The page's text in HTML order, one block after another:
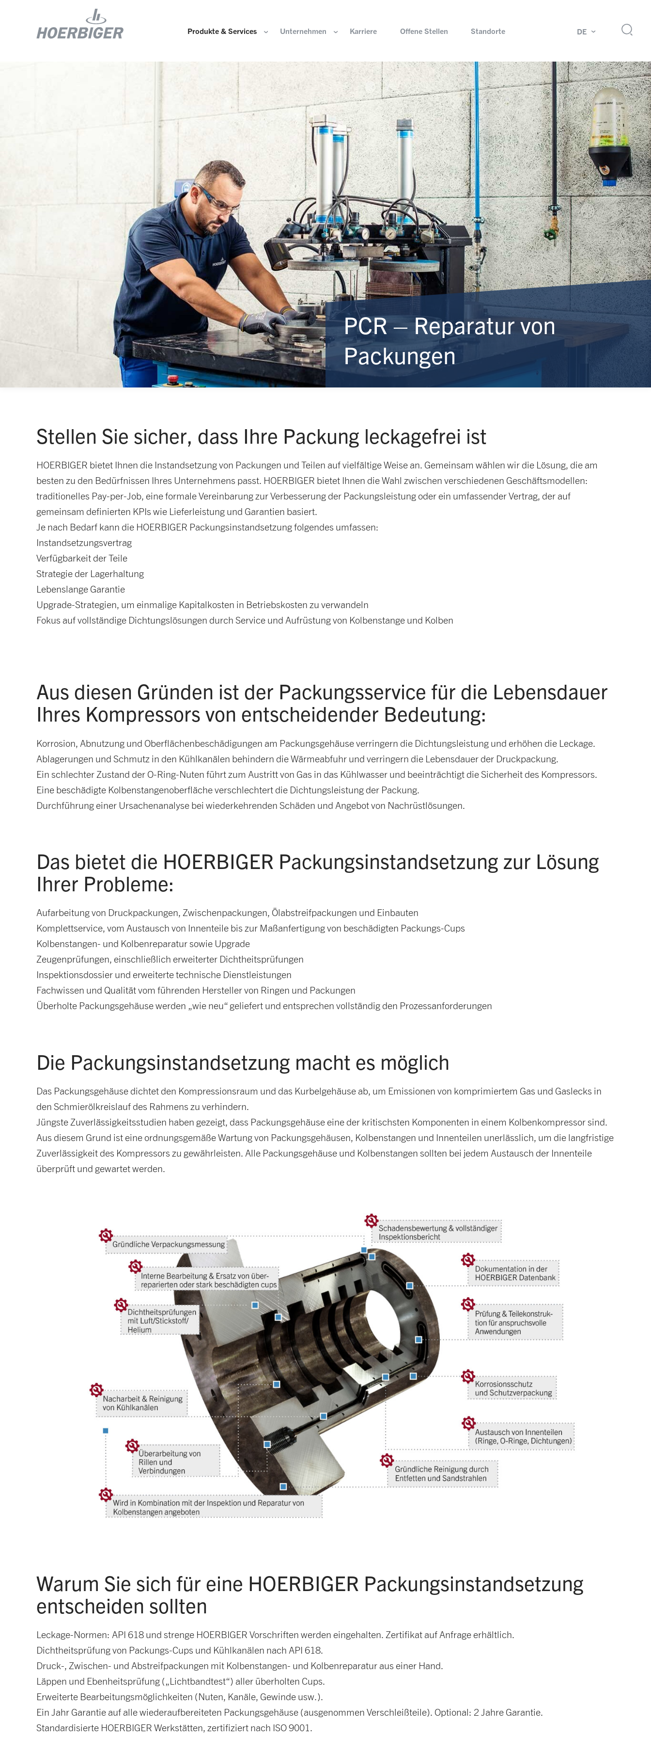
Produkte & Services
Komponenten für die Wasserstoffwirtschaft
Komponenten für konventionellen Antriebsstrang
Komponenten für elektrischen Antriebsstrang
Aktuatorik für Türen, Klappen und Chassis
Lösungen für hochpräzise Bewegung und
Positionierung
Drehdurchführungen und Schleifringe
Prüfsysteme für Automobilindustrie
Produkte und Services für Explosionsschutz
Industrien – unsere Kernmärkte
Unternehmen
Wer wir sind
Organisation & Gremien
Kultur und Werte
Nachhaltigkeit
Unsere Herkunft
HOERBIGER Stiftung
HOERBIGER Jahrbuch
HANNS. A Pioneers Magazine
Karriere Offene Stellen Standorte DE
PCR – Reparatur von
Packungen
Stellen Sie sicher, dass Ihre Packung leckagefrei ist
HOERBIGER bietet Ihnen die Instandsetzung von Packungen und Teilen auf vielfältige Weise an. Gemeinsam wählen wir die Lösung, die am
besten zu den Bedürfnissen Ihres Unternehmens passt. HOERBIGER bietet Ihnen die Wahl zwischen verschiedenen Geschäftsmodellen:
traditionelles Pay-per-Job, eine formale Vereinbarung zur Verbesserung der Packungsleistung oder ein umfassender Vertrag, der auf
gemeinsam definierten KPIs wie Lieferleistung und Garantien basiert.
Je nach Bedarf kann die HOERBIGER Packungsinstandsetzung folgendes umfassen:
Instandsetzungsvertrag
Verfügbarkeit der Teile
Strategie der Lagerhaltung
Lebenslange Garantie
Upgrade-Strategien, um einmalige Kapitalkosten in Betriebskosten zu verwandeln
Fokus auf vollständige Dichtungslösungen durch Service und Aufrüstung von Kolbenstange und Kolben
Aus diesen Gründen ist der Packungsservice für die Lebensdauer
Ihres Kompressors von entscheidender Bedeutung:
Korrosion, Abnutzung und Oberflächenbeschädigungen am Packungsgehäuse verringern die Dichtungsleistung und erhöhen die Leckage.
Ablagerungen und Schmutz in den Kühlkanälen behindern die Wärmeabfuhr und verringern die Lebensdauer der Druckpackung.
Ein schlechter Zustand der O-Ring-Nuten führt zum Austritt von Gas in das Kühlwasser und beeinträchtigt die Sicherheit des Kompressors.
Eine beschädigte Kolbenstangenoberfläche verschlechtert die Dichtungsleistung der Packung.
Durchführung einer Ursachenanalyse bei wiederkehrenden Schäden und Angebot von Nachrüstlösungen.
Das bietet die HOERBIGER Packungsinstandsetzung zur Lösung
Ihrer Probleme:
Aufarbeitung von Druckpackungen, Zwischenpackungen, Ölabstreifpackungen und Einbauten
Komplettservice, vom Austausch von Innenteile bis zur Maßanfertigung von beschädigten Packungs-Cups
Kolbenstangen- und Kolbenreparatur sowie Upgrade
Zeugenprüfungen, einschließlich erweiterter Dichtheitsprüfungen
Inspektionsdossier und erweiterte technische Dienstleistungen
Fachwissen und Qualität vom führenden Hersteller von Ringen und Packungen
Überholte Packungsgehäuse werden „wie neu“ geliefert und entsprechen vollständig den Prozessanforderungen
Die Packungsinstandsetzung macht es möglich
Das Packungsgehäuse dichtet den Kompressionsraum und das Kurbelgehäuse ab, um Emissionen von komprimiertem Gas und Gaslecks in
den Schmierölkreislauf des Rahmens zu verhindern.
Jüngste Zuverlässigkeitsstudien haben gezeigt, dass Packungsgehäuse eine der kritischsten Komponenten in einem Kolbenkompressor sind.
Aus diesem Grund ist eine ordnungsgemäße Wartung von Packungsgehäusen, Kolbenstangen und Innenteilen unerlässlich, um die langfristige
Zuverlässigkeit des Kompressors zu gewährleisten. Alle Packungsgehäuse und Kolbenstangen sollten bei jedem Austausch der Innenteile
überprüft und gewartet werden.
Warum Sie sich für eine HOERBIGER Packungsinstandsetzung
entscheiden sollten
Leckage-Normen: API 618 und strenge HOERBIGER Vorschriften werden eingehalten. Zertifikat auf Anfrage erhältlich.
Dichtheitsprüfung von Packungs-Cups und Kühlkanälen nach API 618.
Druck-, Zwischen- und Abstreifpackungen mit Kolbenstangen- und Kolbenreparatur aus einer Hand.
Läppen und Ebenheitsprüfung („Lichtbandtest“) aller überholten Cups.
Erweiterte Bearbeitungsmöglichkeiten (Nuten, Kanäle, Gewinde usw.).
Ein Jahr Garantie auf alle wiederaufbereiteten Packungsgehäuse (ausgenommen Verschleißteile). Optional: 2 Jahre Garantie.
Standardisierte HOERBIGER Werkstätten, zertifiziert nach ISO 9001.